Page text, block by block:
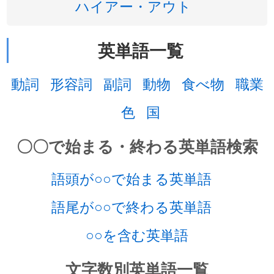
ハイアー・アウト
英単語一覧
動詞 形容詞 副詞 動物 食べ物 職業
色 国
〇〇で始まる・終わる英単語検索
語頭が○○で始まる英単語
語尾が○○で終わる英単語
○○を含む英単語
文字数別英単語一覧